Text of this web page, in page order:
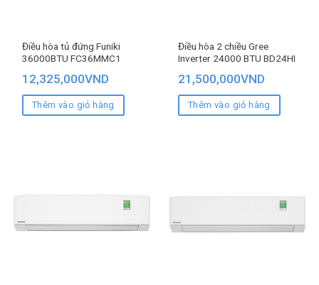
Điều hòa tủ đứng Funiki
36000BTU FC36MMC1
12,325,000VND
Thêm vào giỏ hàng
Điều hòa 2 chiều Gree
Inverter 24000 BTU BD24HI
21,500,000VND
Thêm vào giỏ hàng